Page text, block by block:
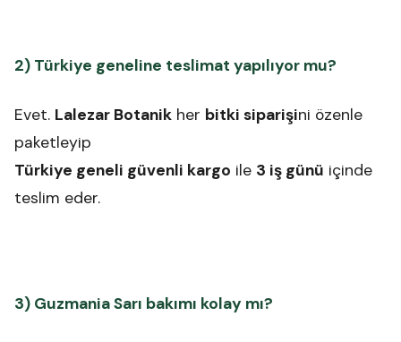
2) Türkiye geneline teslimat yapılıyor mu?
Evet. Lalezar Botanik her bitki siparişini özenle
paketleyip
Türkiye geneli güvenli kargo ile 3 iş günü içinde
teslim eder.
3) Guzmania Sarı bakımı kolay mı?